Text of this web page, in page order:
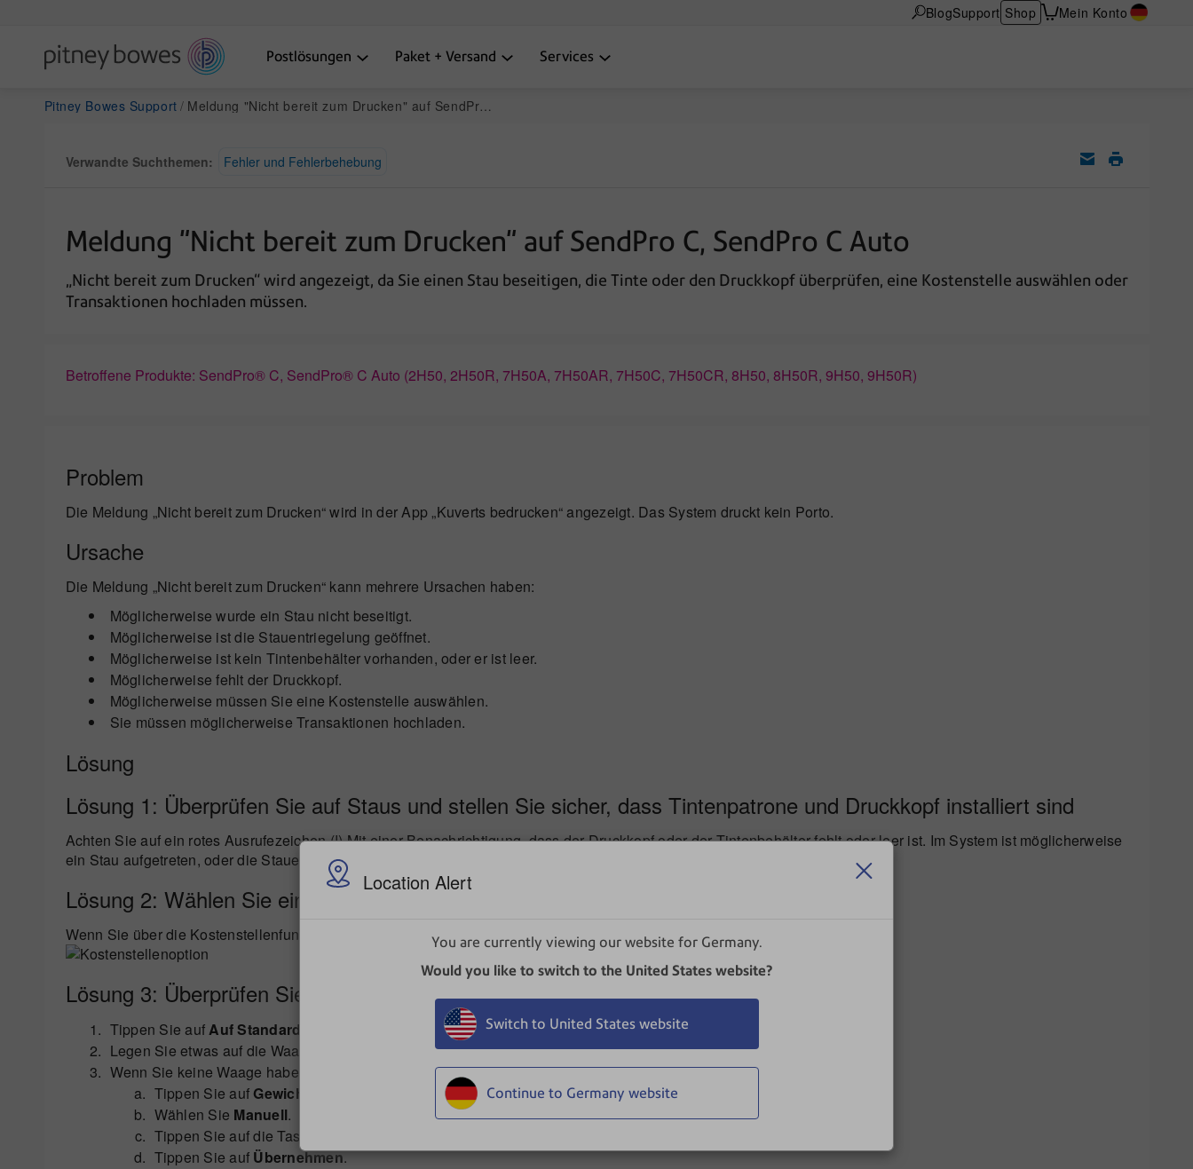
Location Alert
You are currently viewing our website for Germany.
Would you like to switch to the United States website?
Switch to United States website
Continue to Germany website
BlogSupport Shop Mein Konto
Postlösungen Paket + Versand Services
Pitney Bowes Support Meldung "Nicht bereit zum Drucken" auf SendPro C, SendPro C Auto
Verwandte Suchthemen: Fehler und Fehlerbehebung
Meldung "Nicht bereit zum Drucken" auf SendPro C, SendPro C Auto
„Nicht bereit zum Drucken“ wird angezeigt, da Sie einen Stau beseitigen, die Tinte oder den Druckkopf überprüfen, eine Kostenstelle auswählen oder
Transaktionen hochladen müssen.
Betroffene Produkte: SendPro® C, SendPro® C Auto (2H50, 2H50R, 7H50A, 7H50AR, 7H50C, 7H50CR, 8H50, 8H50R, 9H50, 9H50R)
Problem
Die Meldung „Nicht bereit zum Drucken“ wird in der App „Kuverts bedrucken“ angezeigt. Das System druckt kein Porto.
Ursache
Die Meldung „Nicht bereit zum Drucken“ kann mehrere Ursachen haben:
Möglicherweise wurde ein Stau nicht beseitigt.
Möglicherweise ist die Stauentriegelung geöffnet.
Möglicherweise ist kein Tintenbehälter vorhanden, oder er ist leer.
Möglicherweise fehlt der Druckkopf.
Möglicherweise müssen Sie eine Kostenstelle auswählen.
Sie müssen möglicherweise Transaktionen hochladen.
Lösung
Lösung 1: Überprüfen Sie auf Staus und stellen Sie sicher, dass Tintenpatrone und Druckkopf installiert sind
Achten Sie auf ein rotes Ausrufezeichen (!) Mit einer Benachrichtigung, dass der Druckkopf oder der Tintenbehälter fehlt oder leer ist. Im System ist möglicherweise
ein Stau aufgetreten, oder die Stauentriegelung ist geöffnet.
Lösung 2: Wählen Sie eine Kostenstelle aus
Wenn Sie über die Kostenstellenfunktion verfügen, muss eine Kostenstelle ausgewählt sein.
Lösung 3: Überprüfen Sie die Waage
Tippen Sie aufAuf Standard zurück
Legen Sie etwas auf die Waage.
Wenn Sie keine Waage haben:
Tippen Sie auf Gewicht
Wählen Sie Manuell.
Tippen Sie auf die Taste
Tippen Sie auf Übernehmen.